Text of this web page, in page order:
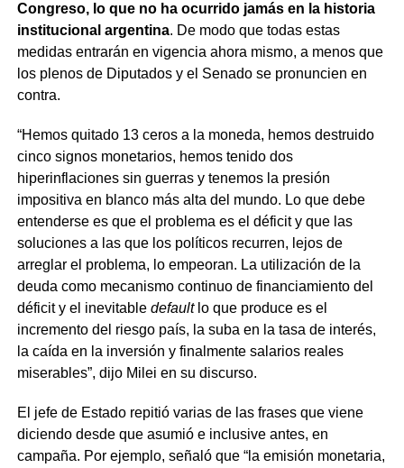
Congreso, lo que no ha ocurrido jamás en la historia
institucional argentina. De modo que todas estas
medidas entrarán en vigencia ahora mismo, a menos que
los plenos de Diputados y el Senado se pronuncien en
contra.
“Hemos quitado 13 ceros a la moneda, hemos destruido
cinco signos monetarios, hemos tenido dos
hiperinflaciones sin guerras y tenemos la presión
impositiva en blanco más alta del mundo. Lo que debe
entenderse es que el problema es el déficit y que las
soluciones a las que los políticos recurren, lejos de
arreglar el problema, lo empeoran. La utilización de la
deuda como mecanismo continuo de financiamiento del
déficit y el inevitable defaultlo que produce es el
incremento del riesgo país, la suba en la tasa de interés,
la caída en la inversión y finalmente salarios reales
miserables”, dijo Milei en su discurso.
El jefe de Estado repitió varias de las frases que viene
diciendo desde que asumió e inclusive antes, en
campaña. Por ejemplo, señaló que “la emisión monetaria,